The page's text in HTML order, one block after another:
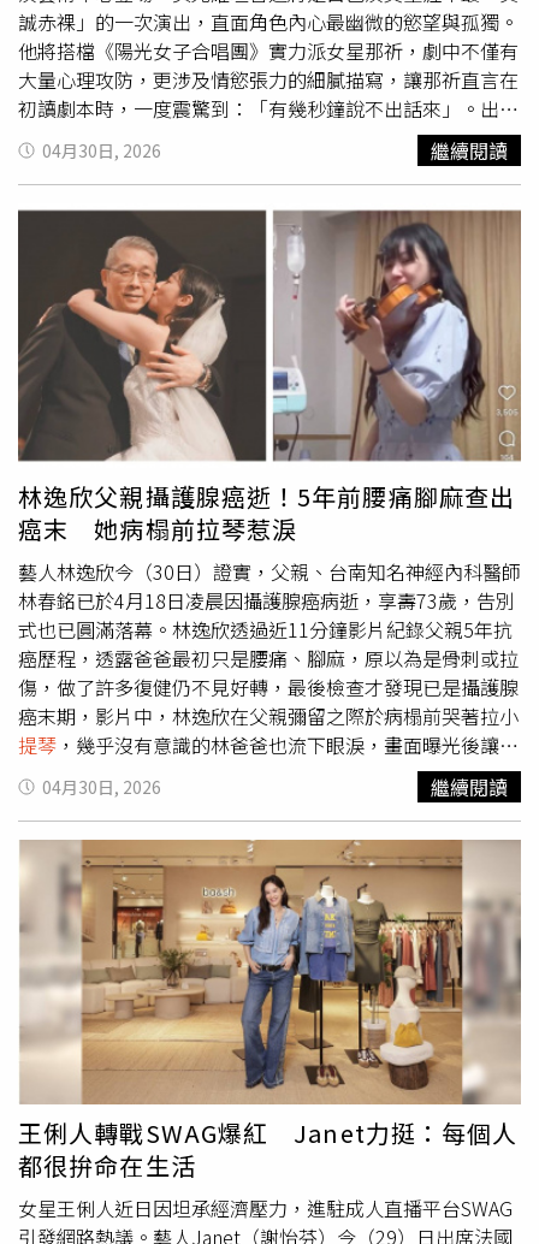
一樣的空間，「在書店裡的自己，好像是一個更好的自
己」，他邀請大家一起來看電影、聽講座。五月份「首輪藝
術電影」安排的另一部電影，是法國新銳導演葛瑞格里馬涅
（Grégory Magne）的喜劇新作《音樂家四重奏》（Les
Musiciens）。這是一部同時要看精彩劇情、同時要用耳朵
體驗的電影，劇情描述一名女企業家亞絲翠（華蕾莉董澤
利 Valérie Donzelli 飾）為實現父親生前夢想，集結了4把史
特拉底瓦里名琴，要舉辦一場全球樂迷引頸期盼的傳奇音樂
會。全片最驚人之處，是讓總價值超過12億台幣的骨董
齊聚演出和拍攝。更令人驚嘆的是，扮演四位音樂家的「演
員」本身就是真正的音樂家，不僅演出角色，更演奏片中音
樂，精彩表現獲得美國影媒《MovieJawn》盛讚是「頂級的
視聽享受」。《29號公路》由日本國民女神綾瀨遙偕同童星
大澤一菜描繪一段夏日旅程。（圖／海鵬提供）而中山73最
受歡迎的「WOW！動畫」單元，五月份則將推出黏土停格
動畫神作《蝸牛少女回憶錄》和溫馨親子動畫《汪喵救援
隊》等兩部風格迥然不同的動畫電影。前者是澳洲導演亞當
艾略特睽違15年，以黑色幽默的怪誕喜感撫慰魔幻的悲劇人
生。片中少女人生坎坷，卻與蝸牛交織出一段成長路上有著
強烈共感的冒險風景。令人驚豔的是，該片以黏土動畫停格
呈現，全片200個場景、7000個物件皆為全手工打造，格外
彌足珍貴，榮獲奧斯卡最佳動畫片提名，勇奪安錫國際動畫
影展水晶獎最佳影片。《書店裡的影像詩：停駐與穿越》將
在中山73「首輪藝術電影」放映。（圖／海鵬提供）
誠赤裸」的一次演出，直面角色內心最幽微的慾望與孤獨。
他將搭檔《陽光女子合唱團》實力派女星那祈，劇中不僅有
大量心理攻防，更涉及情慾張力的細膩描寫，讓那祈直言在
初讀劇本時，一度震驚到：「有幾秒鐘說不出話來」。出道
多年，樊光耀過去多以「好爸爸」、「老師」、「長官」等
正派形象深植人心，這次則徹底翻轉，飾演一名對「0204
電話女郎」聲音產生依戀的孤獨中年男子，角色精神狀態脆
弱又極端。對於這樣的設定，他提出獨到見解，認為「變態
其實只是非常態」，而這樣的「非常態」其實潛藏在每個人
心中。他也直言，劇中大量過去少見的情慾表現，對自己而
言是一次極大的挑戰與突破。那祈在劇中飾演心理諮商師，
與樊光耀展開高強度心理攻防。她先前在電影《陽光女子合
唱團》中飾演大提琴家，以優雅氣質令人印象深刻，這次她
大膽轉型，詮釋同時具備心理師與電話女郎雙重面貌的角
色，展現截然不同的魅惑能量。為了詮釋角色，那祈特別強
化聲音層次，讓聲線帶有強烈「魅惑成份」，希望觀眾能透
過貼近的聽覺體驗，感受到一種「顱內高潮」的感官衝擊。
她透露，角色不只是被動回應，更帶有反向「挑逗」的心理
策略，在專業與慾望之間遊走，讓整場對戲更具張力。
04月30日, 2026 繼續閱讀
林逸欣父親攝護腺癌逝！5年前腰痛腳麻查出
癌末 她病榻前拉琴惹淚
藝人林逸欣今（30日）證實，父親、台南知名神經內科醫師
林春銘已於4月18日凌晨因攝護腺癌病逝，享壽73歲，告別
式也已圓滿落幕。林逸欣透過近11分鐘影片紀錄父親5年抗
癌歷程，透露爸爸最初只是腰痛、腳麻，原以為是骨刺或拉
傷，做了許多復健仍不見好轉，最後檢查才發現已是攝護腺
癌末期，影片中，林逸欣在父親彌留之際於病榻前哭著拉小
提琴 ，幾乎沒有意識的林爸爸也流下眼淚，畫面曝光後讓大
批網友鼻酸。林逸欣在父親病榻前哭著拉小
提琴，幾乎失去
意識的林爸爸也流下眼淚，畫面讓不少網友鼻酸。影片中最
令人動容的一幕，就是林逸欣在父親病榻前拉起小提琴。她
邊拉邊哭，用自己最熟悉的音樂陪伴爸爸走完最後一段路。
當時林爸爸已幾乎沒有意識，卻仍流下眼淚，讓在場家人情
緒潰堤，也讓影片曝光後許多網友跟著落淚。林逸欣在社群
發文表示，父親是在2021年5月開始出現腰痛、腳麻等症
狀，起初全家都以為是骨刺、拉傷或一般神經問題，因此嘗
試各種復健治療，但狀況始終沒有改善。後來進一步檢查，
才確診為攝護腺癌末期，且癌細胞已轉移至骨頭，當時醫師
一度評估剩下約3至5年時間。林逸欣說，就在家人還陷入驚
慌失措時，父親已經開始積極安排治療，這5年來，林逸欣
只要時間允許，就盡可能回台南陪伴父親，也用影像記錄一
家人相處的日常。為了不留下遺憾，林逸欣去年8月也趕在
父親還在世時補辦婚禮。林逸欣去年8月趕在父親還在世時
補辦婚禮，林爸爸拄著拐杖陪女兒走上紅毯，成為珍貴回
憶。當時林爸爸雖因病痛行動不便，仍拄著拐杖陪女兒走上
04月30日, 2026 繼續閱讀
王俐人轉戰SWAG爆紅 Janet力挺：每個人
都很拚命在生活
女星王俐人近日因坦承經濟壓力，進駐成人直播平台SWAG
引發網路熱議。藝人Janet（謝怡芬）今（29）日出席法國